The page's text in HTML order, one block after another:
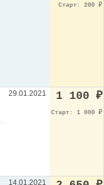
Старт: 200 ₽
29.01.2021 1 100 ₽
Старт: 1 000 ₽
14.01.2021